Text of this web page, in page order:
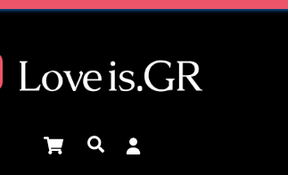
CartΑναζήτηση